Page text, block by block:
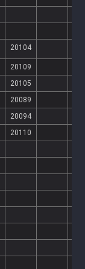
20104
20109
20105
20089
20094
20110